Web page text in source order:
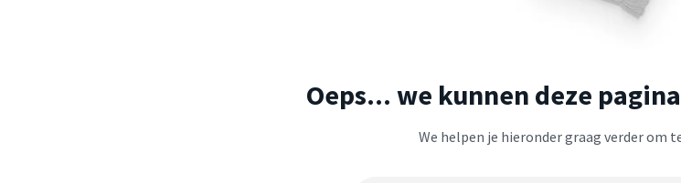
Oeps... we kunnen deze
We helpen je hieronder graag verder om